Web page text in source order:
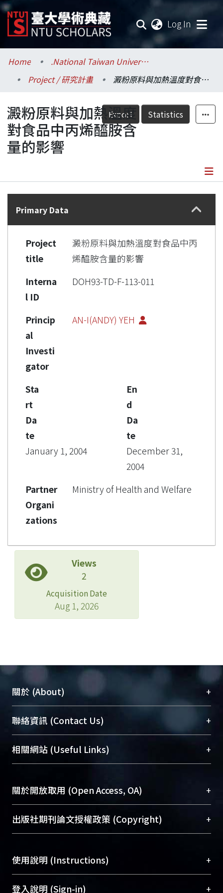
Log In
Communities & Collections
Research Outputs
Fundings & Projects
Researchers
Statistics
Home
.National Taiwan University / 國立臺灣大學
Project / 研究計畫
澱粉原料與加熱溫度對食品中丙烯醯胺含量的影響
Export Statistics
澱粉原料與加熱溫度
對食品中丙烯醯胺含
量的影響
Details
Primary Data
Project
title
澱粉原料與加熱溫度對食品中丙
烯醯胺含量的影響
Interna
l ID
DOH93-TD-F-113-011
Princip
al
Investi
gator
AN-I(ANDY) YEH
Sta
rt
Da
te
January 1, 2004
En
d
Da
te
December 31,
2004
Partner
Organi
zations
Ministry of Health and Welfare
Views
2
Acquisition Date
Aug 1, 2026
關於 (About) +
臺大位居世界頂尖大學之列，為永久珍藏及向國際
展現本校豐碩的研究成果及學術能量，圖書館整合
機構典藏（NTUR）與學術庫（AH）不同功能平
台，成為臺大學術典藏NTU scholars。期能整合研
成果。
To permanently archive and promote researcher
profiles and scholarly works, Library integrates the
services of “NTU Repository” with “Academic
聯絡資訊 (Contact Us) +
總館學科館員(Main Library)
醫學圖書館學科館員(Medical Library)
Sciences Library)
相關網站 (Useful Links) +
關於開放取用 (Open Access, OA) +
開放取用是從使用者角度提升資訊取用性的社會運
動，應用在學術研究上是透過將研究著作公開供使
用逐年攀升。同時可加速研究發展、提升研究影響
Archive）平台。 （點選深入了解OA）
出版社期刊論文授權政策 (Copyright) +
含部分內容的版權非匯入者所有，或由第三方贊
助與合作完成，請確認該版權所有者及第三方同
意提供此授權。
使用說明 (Instructions) +
網站簡介(Quickstart Guide)
登入說明 (Sign-in) +